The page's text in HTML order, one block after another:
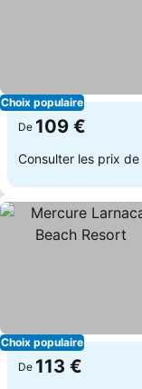
Choix populaire
De 109 €
Consulter les prix de
Choix populaire
De 113 €